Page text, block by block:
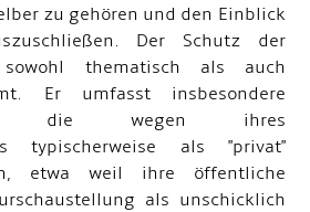
zu gehören und den Einblick
Der Schutz der
thematisch als auch
Er umfasst insbesondere
die wegen ihres
typischerweise als "privat"
etwa weil ihre öffentliche
als unschicklich